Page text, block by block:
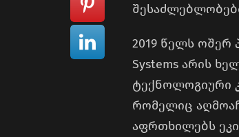
2019 წელს ოშერ
Systems არის
ტექნოლოგიური
რომელიც
აფრთხილებს